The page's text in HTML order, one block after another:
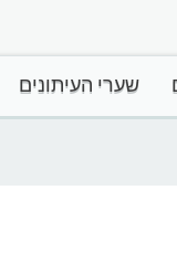
שערי העיתונים